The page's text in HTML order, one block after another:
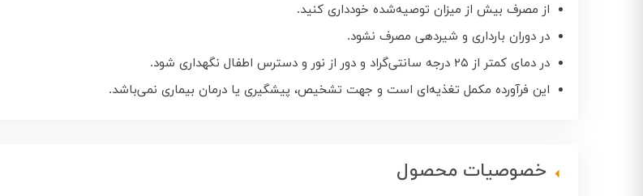
از مصرف بیش از میزان توصیه‌شده خودداری کنید.
در دوران بارداری و شیردهی مصرف نشود.
در دمای کمتر از ۲۵ درجه سانتی‌گراد و دور از نور و دسترس اطفال نگهداری شود.
این فرآورده مکمل تغذیه‌ای است و جهت تشخیص، پیشگیری یا درمان بیماری نمی‌باشد.
خصوصیات محصول